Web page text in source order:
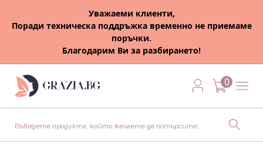
Уважаеми клиенти,
Поради техническа поддръжка временно не приемаме
поръчки.
Благодарим Ви за разбирането!
0